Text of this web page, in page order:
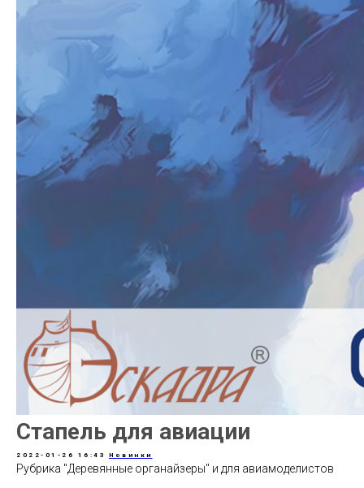
Стапель для авиации
2022-01-26 16:43 Новинки
Рубрика "Деревянные органайзеры" и для авиамоделистов